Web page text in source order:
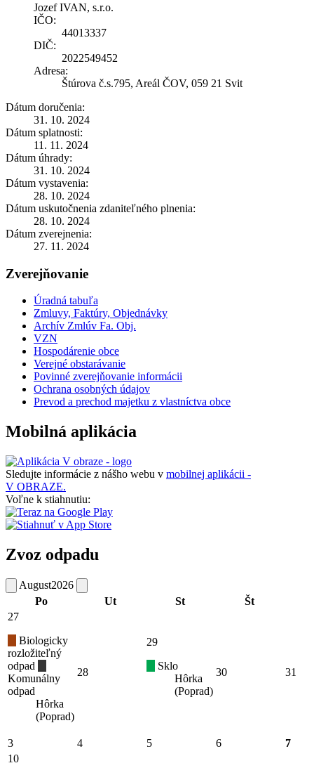
Jozef IVAN, s.r.o.
IČO:
44013337
DIČ:
2022549452
Adresa:
Štúrova č.s.795, Areál ČOV, 059 21 Svit
Dátum doručenia:
31. 10. 2024
Dátum splatnosti:
11. 11. 2024
Dátum úhrady:
31. 10. 2024
Dátum vystavenia:
28. 10. 2024
Dátum uskutočnenia zdaniteľného plnenia:
28. 10. 2024
Dátum zverejnenia:
27. 11. 2024
Zverejňovanie
Úradná tabuľa
Zmluvy, Faktúry, Objednávky
Archív Zmlúv Fa. Obj.
VZN
Hospodárenie obce
Verejné obstarávanie
Povinné zverejňovanie informácii
Ochrana osobných údajov
Prevod a prechod majetku z vlastníctva obce
Mobilná aplikácia
Sledujte informácie z nášho webu v mobilnej aplikácii -
V OBRAZE.
Voľne k stiahnutiu:
Zvoz odpadu
August2026
Po
Ut St Št
27
Biologicky
rozložiteľný
odpad
Komunálny
odpad
Hôrka
(Poprad)
28
29
Sklo
Hôrka
(Poprad)
30 31
3 4 5 6
7
10